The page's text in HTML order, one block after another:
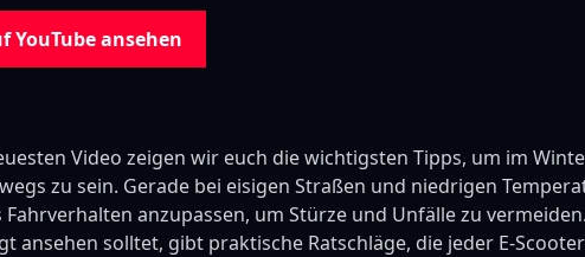
YouTube ansehen
Video zeigen wir euch die wichtigsten Tipps, um im
zu sein. Gerade bei eisigen Straßen und niedrigen
Fahrverhalten anzupassen, um Stürze und Unfälle zu
ansehen solltet, gibt praktische Ratschläge, die jeder E-